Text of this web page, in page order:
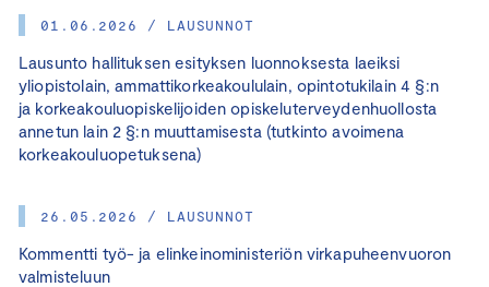
01.06.2026 / LAUSUNNOT
Lausunto hallituksen esityksen luonnoksesta laeiksi
yliopistolain, ammattikorkeakoululain, opintotukilain 4 §:n
ja korkeakouluopiskelijoiden opiskeluterveydenhuollosta
annetun lain 2 §:n muuttamisesta (tutkinto avoimena
korkeakouluopetuksena)
26.05.2026 / LAUSUNNOT
Kommentti työ- ja elinkeinoministeriön virkapuheenvuoron
valmisteluun